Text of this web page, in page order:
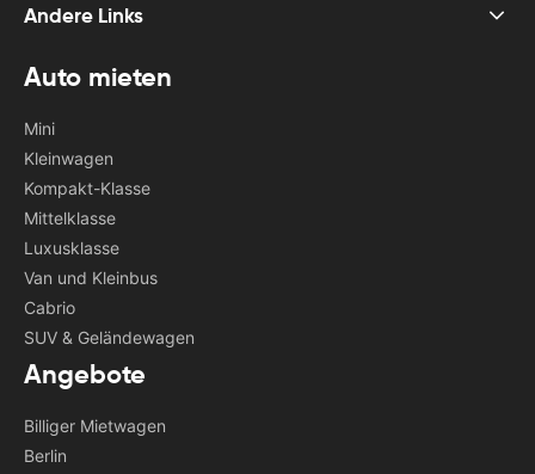
Andere Links
Auto mieten
Mini
Kleinwagen
Kompakt-Klasse
Mittelklasse
Luxusklasse
Van und Kleinbus
Cabrio
SUV & Geländewagen
Angebote
Billiger Mietwagen
Berlin